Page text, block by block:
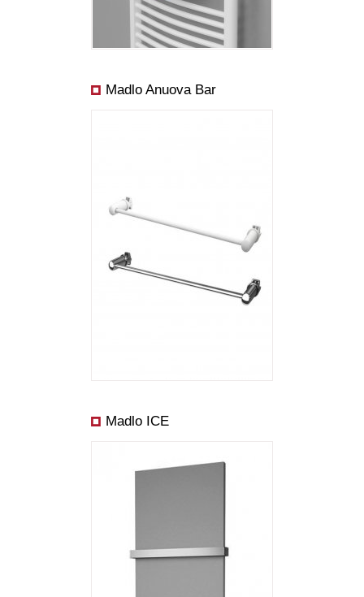
Madlo Anuova Bar
Madlo ICE